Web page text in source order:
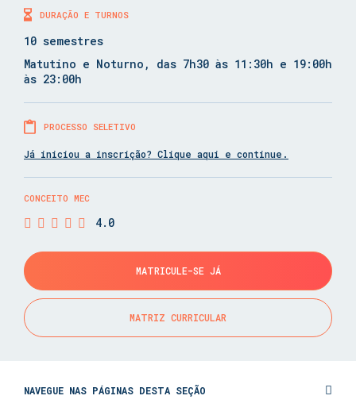
DURAÇÃO E TURNOS
10 semestres
Matutino e Noturno, das 7h30 às 11:30h e 19:00h
às 23:00h
PROCESSO SELETIVO
Já iniciou a inscrição? Clique aqui e continue.
CONCEITO MEC
4.0
MATRICULE-SE JÁ
MATRIZ CURRICULAR
NAVEGUE NAS PÁGINAS DESTA SEÇÃO